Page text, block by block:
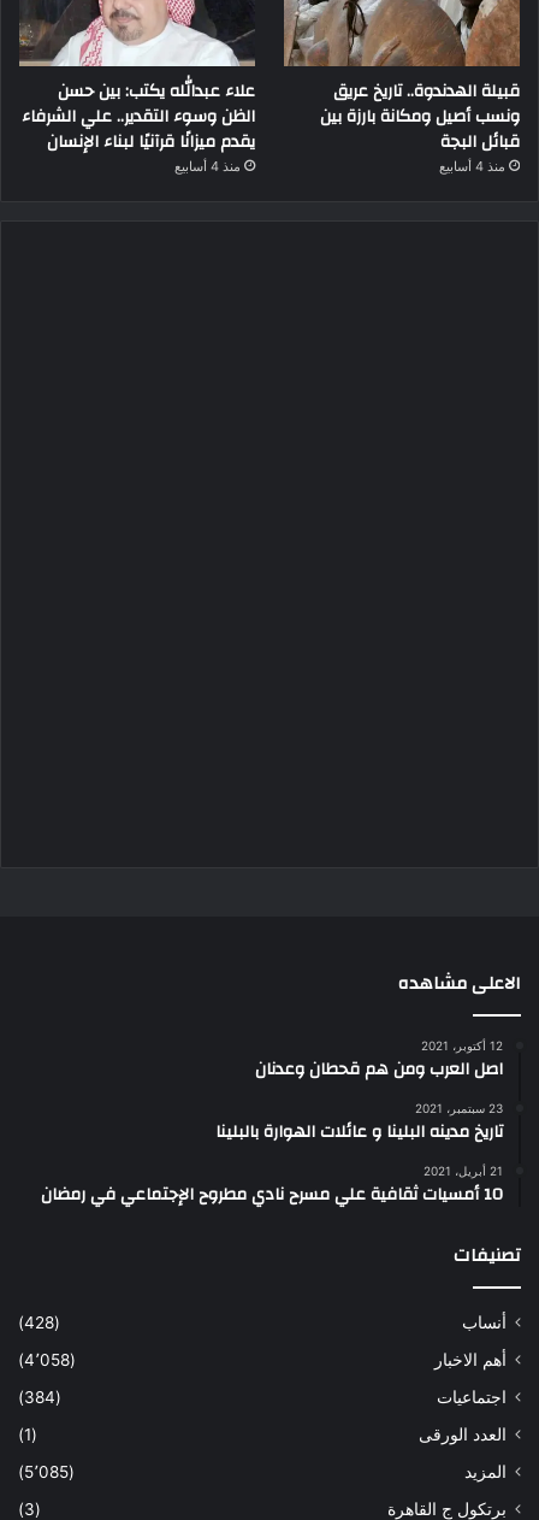
قبيلة الهدندوة.. تاريخ عريق
ونسب أصيل ومكانة بارزة بين
قبائل البجة
منذ 4 أسابيع
علاء عبدالله يكتب: بين حسن
الظن وسوء التقدير.. علي الشرفاء
يقدم ميزانًا قرآنيًا لبناء الإنسان
منذ 4 أسابيع
الاعلى مشاهده
12 أكتوبر، 2021
اصل العرب ومن هم قحطان وعدنان
23 سبتمبر، 2021
تاريخ مدينه البلينا و عائلات الهوارة بالبلينا
21 أبريل، 2021
10 أمسيات ثقافية علي مسرح نادي مطروح الإجتماعي في رمضان
تصنيفات
أنساب
(428)
أهم الاخبار
(4٬058)
اجتماعيات
(384)
العدد الورقى
(1)
المزيد
(5٬085)
برتكول ج القاهرة
(3)